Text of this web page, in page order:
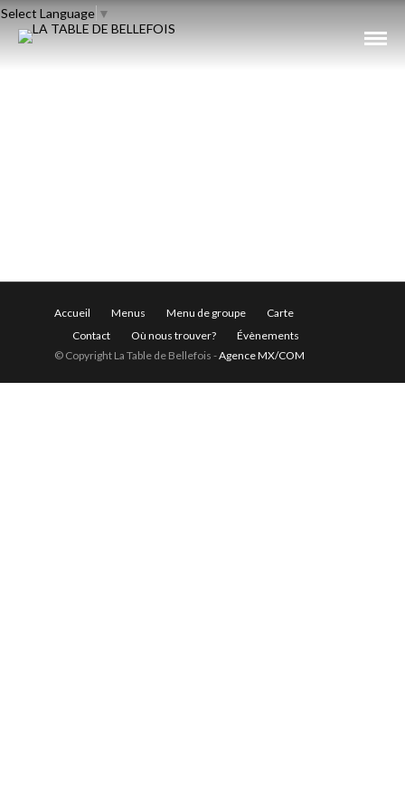
Select Language ▼
Accueil Menus Menu de groupe
Carte
Contact
Où nous trouver?
Évènements
© Copyright La Table de Bellefois -Agence MX/COM